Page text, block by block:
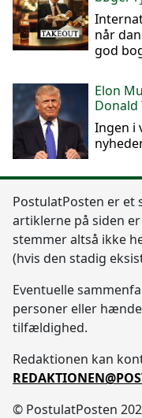
når
god
Elon
Ingen i
PostulatPosten er et
artiklerne på siden
stemmer altså ikke
(hvis den stadig
Eventuelle
personer eller
tilfældighed.
Redaktionen kan
© PostulatPosten